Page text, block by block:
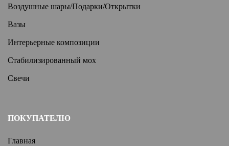
Воздушные шары/Подарки/Открытки
Вазы
Интерьерные композиции
Стабилизированный мох
Свечи
ПОКУПАТЕЛЮ
Главная